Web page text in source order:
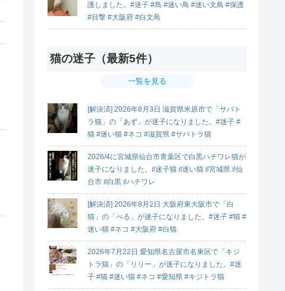
護しました。#迷子 #鳥 #迷い鳥 #迷い文鳥 #保護
#目撃 #大阪府 #白文鳥
猫の迷子（最新5件）
一覧を見る
[解決済] 2026年8月3日 滋賀県米原市で「サバト
ラ猫」の「あず」が迷子になりました。#迷子 #
猫 #迷い猫 #ネコ #滋賀県 #サバトラ猫
2026/4に宮城県仙台市青葉区で白黒ハチワレ猫が
迷子になりました。♯迷子猫 ♯迷い猫 ♯宮城県 ♯仙
台市 ♯白黒 ♯ハチワレ
[解決済] 2026年8月2日 大阪府東大阪市で「白
猫」の「べる」が迷子になりました。#迷子 #猫 #
迷い猫 #ネコ #大阪府 #白猫
2026年7月22日 愛知県名古屋市名東区で「キジ
トラ猫」の「リリー」が迷子になりました。#迷
子 #猫 #迷い猫 #ネコ #愛知県 #キジトラ猫